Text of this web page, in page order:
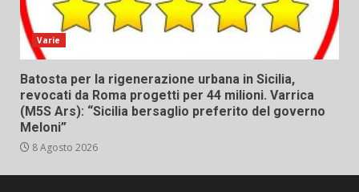
Varie
Batosta per la rigenerazione urbana in Sicilia,
revocati da Roma progetti per 44 milioni. Varrica
(M5S Ars): “Sicilia bersaglio preferito del governo
Meloni”
8 Agosto 2026